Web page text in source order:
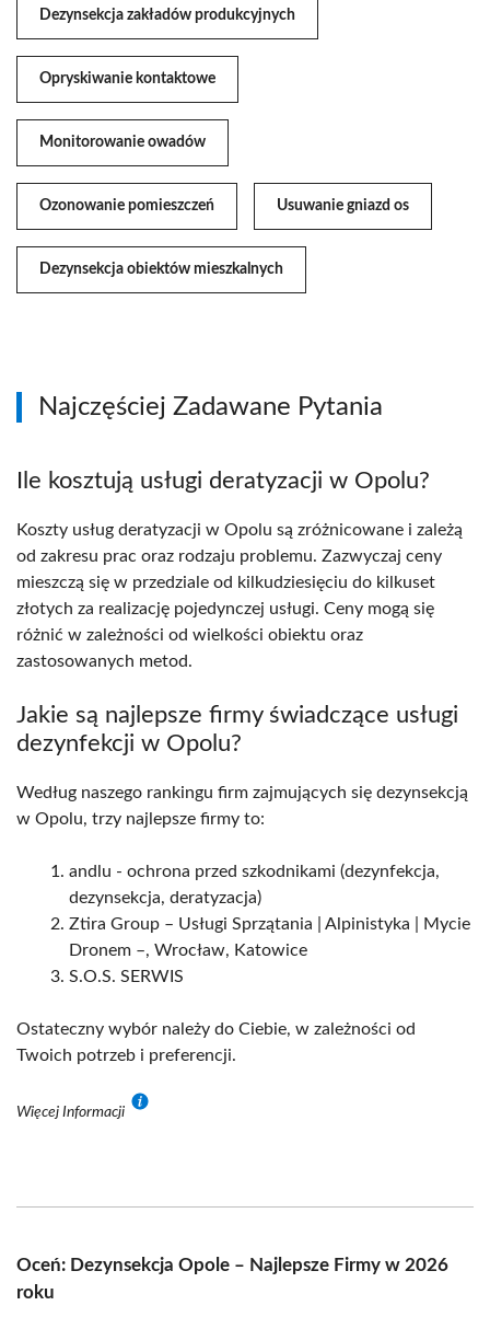
Dezynsekcja zakładów produkcyjnych
Opryskiwanie kontaktowe
Monitorowanie owadów
Ozonowanie pomieszczeń Usuwanie gniazd os
Dezynsekcja obiektów mieszkalnych
Najczęściej Zadawane Pytania
Ile kosztują usługi deratyzacji w Opolu?
Koszty usług deratyzacji w Opolu są zróżnicowane i zależą
od zakresu prac oraz rodzaju problemu. Zazwyczaj ceny
mieszczą się w przedziale od kilkudziesięciu do kilkuset
złotych za realizację pojedynczej usługi. Ceny mogą się
różnić w zależności od wielkości obiektu oraz
zastosowanych metod.
Jakie są najlepsze firmy świadczące usługi
dezynfekcji w Opolu?
Według naszego rankingu firm zajmujących się dezynsekcją
w Opolu, trzy najlepsze firmy to:
andlu - ochrona przed szkodnikami (dezynfekcja,
dezynsekcja, deratyzacja)
Ztira Group – Usługi Sprzątania | Alpinistyka | Mycie
Dronem –, Wrocław, Katowice
S.O.S. SERWIS
Ostateczny wybór należy do Ciebie, w zależności od
Twoich potrzeb i preferencji.
Więcej Informacji
Oceń: Dezynsekcja Opole – Najlepsze Firmy w 2026
roku